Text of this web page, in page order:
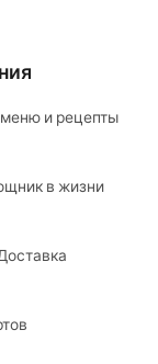
и рецепты
в жизни